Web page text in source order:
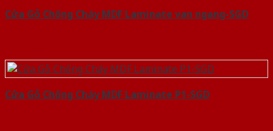
Cửa Gỗ Chống Cháy MDF Laminate van ngang-SGD
Cửa Gỗ Chống Cháy MDF Laminate P1-SGD